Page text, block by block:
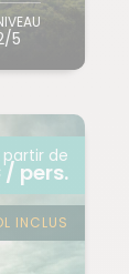
5
partir de
/ pers.
INCLUS